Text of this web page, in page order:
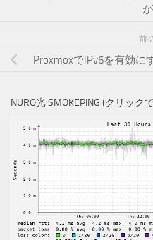
前
ProxmoxでIPv6を有効に
NURO光 SMOKEPING (クリック